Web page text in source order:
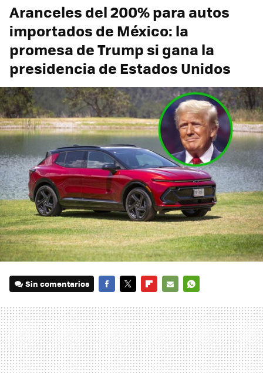
Aranceles del 200% para autos
importados de México: la
promesa de Trump si gana la
presidencia de Estados Unidos
Sin comentarios
MAIL